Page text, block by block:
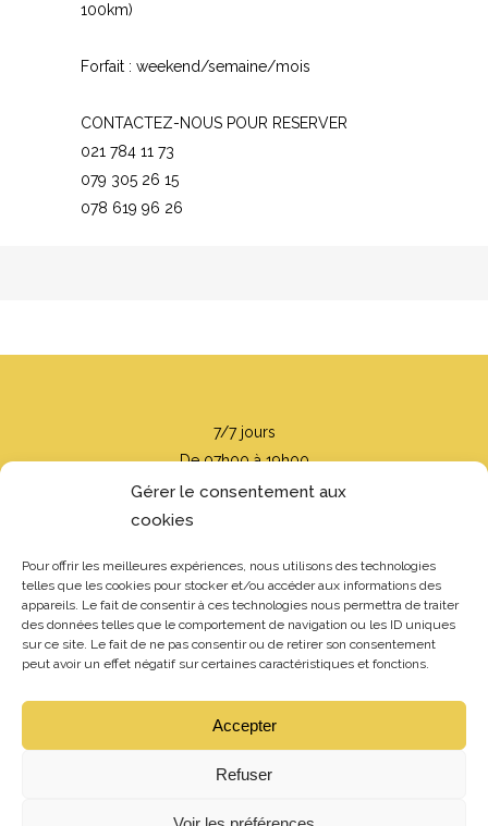
Gérer le consentement aux
cookies
Pour offrir les meilleures expériences, nous utilisons des technologies
telles que les cookies pour stocker et/ou accéder aux informations des
appareils. Le fait de consentir à ces technologies nous permettra de traiter
des données telles que le comportement de navigation ou les ID uniques
sur ce site. Le fait de ne pas consentir ou de retirer son consentement
peut avoir un effet négatif sur certaines caractéristiques et fonctions.
Accepter
Refuser
100km)
Forfait : weekend/semaine/mois
CONTACTEZ-NOUS POUR RESERVER
021 784 11 73
079 305 26 15
078 619 96 26
7/7 jours
De 07h00 à 19h00
Route de Marin 5
1000 Lausanne 26
021 784 11 73
078 619 96 26